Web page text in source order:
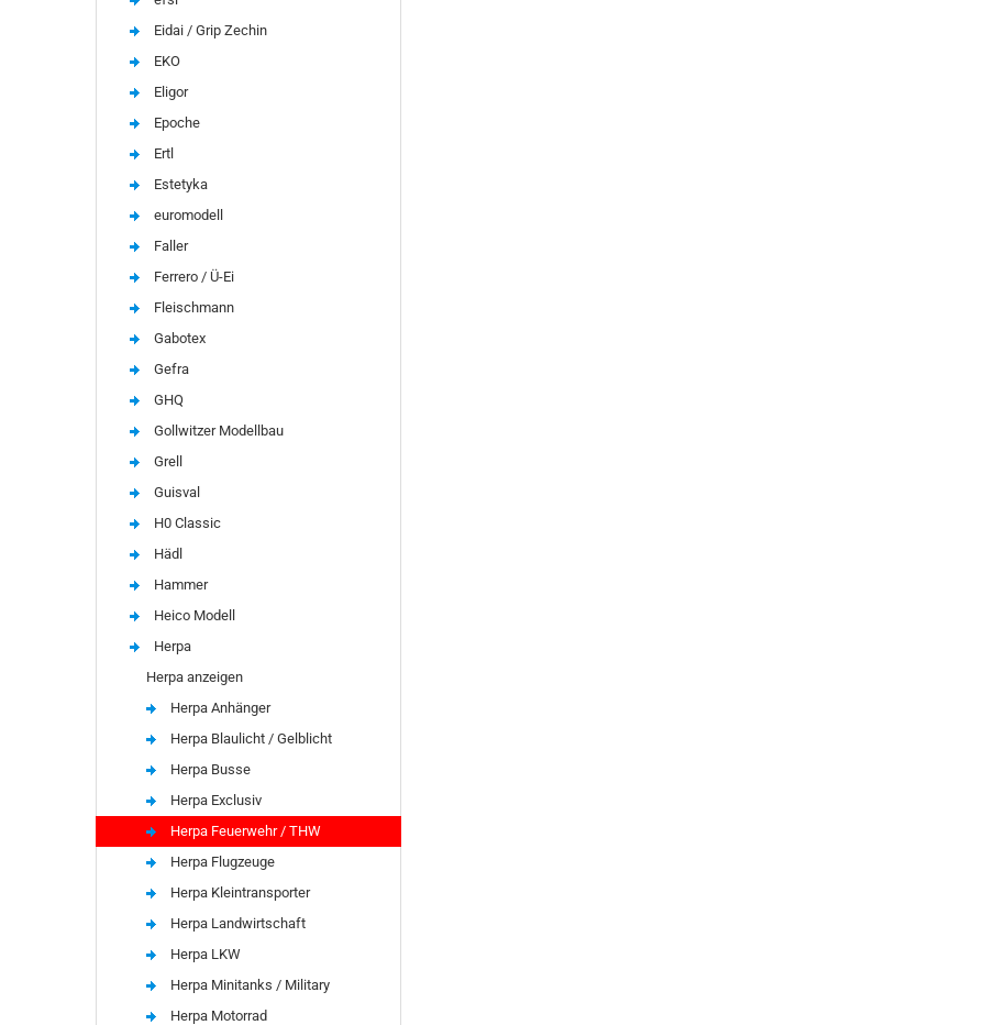
Eidai / Grip Zechin
EKO
Eligor
Epoche
Ertl
Estetyka
euromodell
Faller
Ferrero / Ü-Ei
Fleischmann
Gabotex
Gefra
GHQ
Gollwitzer Modellbau
Grell
Guisval
H0 Classic
Hädl
Hammer
Heico Modell
Herpa
Herpa anzeigen
Herpa Anhänger
Herpa Blaulicht / Gelblicht
Herpa Busse
Herpa Exclusiv
Herpa Feuerwehr / THW
Herpa Flugzeuge
Herpa Kleintransporter
Herpa Landwirtschaft
Herpa LKW
Herpa Minitanks / Military
Herpa Motorrad